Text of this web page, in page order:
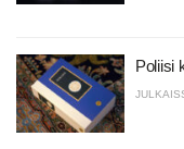
Poliisi